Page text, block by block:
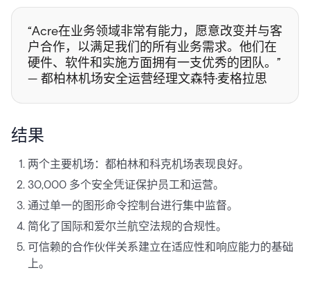
“Acre在业务领域非常有能力，愿意改变并与客
户合作，以满足我们的所有业务需求。他们在
硬件、软件和实施方面拥有一支优秀的团队。”
— 都柏林机场安全运营经理文森特·麦格拉思
结果
两个主要机场：都柏林和科克机场表现良好。
30,000 多个安全凭证保护员工和运营。
通过单一的图形命令控制台进行集中监督。
简化了国际和爱尔兰航空法规的合规性。
可信赖的合作伙伴关系建立在适应性和响应能力的基础
上。